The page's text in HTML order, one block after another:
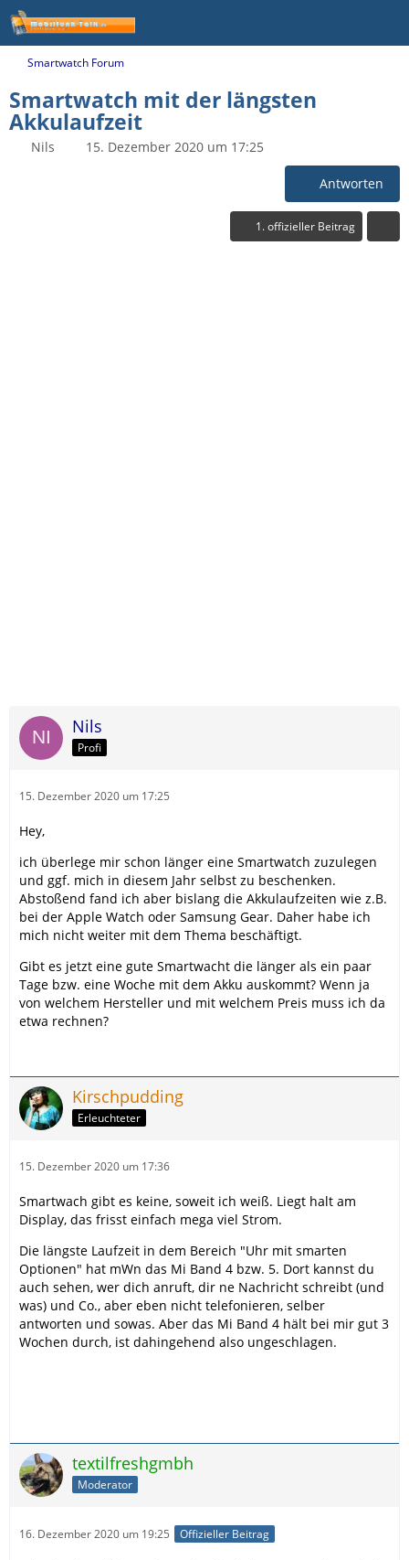
Smartwatch Forum
Smartwatch mit der längsten
Akkulaufzeit
Nils 15. Dezember 2020 um 17:25
Antworten
1. offizieller Beitrag
Nils
Profi
15. Dezember 2020 um 17:25
Hey,
ich überlege mir schon länger eine Smartwatch zuzulegen
und ggf. mich in diesem Jahr selbst zu beschenken.
Abstoßend fand ich aber bislang die Akkulaufzeiten wie z.B.
bei der Apple Watch oder Samsung Gear. Daher habe ich
mich nicht weiter mit dem Thema beschäftigt.
Gibt es jetzt eine gute Smartwacht die länger als ein paar
Tage bzw. eine Woche mit dem Akku auskommt? Wenn ja
von welchem Hersteller und mit welchem Preis muss ich da
etwa rechnen?
Kirschpudding
Erleuchteter
15. Dezember 2020 um 17:36
Smartwach gibt es keine, soweit ich weiß. Liegt halt am
Display, das frisst einfach mega viel Strom.
Die längste Laufzeit in dem Bereich "Uhr mit smarten
Optionen" hat mWn das Mi Band 4 bzw. 5. Dort kannst du
auch sehen, wer dich anruft, dir ne Nachricht schreibt (und
was) und Co., aber eben nicht telefonieren, selber
antworten und sowas. Aber das Mi Band 4 hält bei mir gut 3
Wochen durch, ist dahingehend also ungeschlagen.
textilfreshgmbh
Moderator
16. Dezember 2020 um 19:25 Offizieller Beitrag